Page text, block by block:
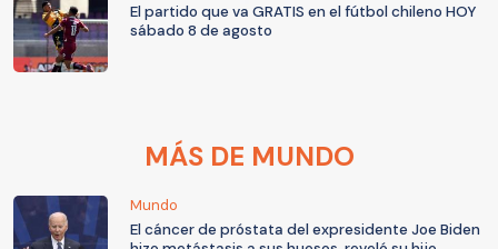
El partido que va GRATIS en el fútbol chileno HOY
sábado 8 de agosto
MÁS DE MUNDO
Mundo
El cáncer de próstata del expresidente Joe Biden